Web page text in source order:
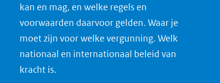
e
b
o
o
k
e
d
I
nieuw
venster)
(verwijst
naar
F
kan en mag, en welke regels en
voorwaarden daarvoor gelden. Waar je
moet zijn voor welke vergunning. Welk
nationaal en internationaal beleid van
kracht is.